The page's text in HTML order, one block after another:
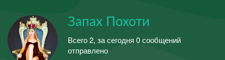
Запах Похоти
Всего 2, за сегодня 0 сообщений
отправлено